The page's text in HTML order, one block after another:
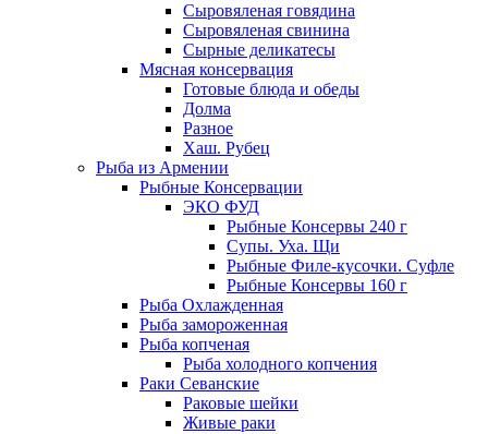
Сыровяленая говядина
Сыровяленая свинина
Сырные деликатесы
Мясная консервация
Готовые блюда и обеды
Долма
Разное
Хаш. Рубец
Рыба из Армении
Рыбные Консервации
ЭКО ФУД
Рыбные Консервы 240 г
Супы. Уха. Щи
Рыбные Филе-кусочки. Суфле
Рыбные Консервы 160 г
Рыба Охлажденная
Рыба замороженная
Рыба копченая
Рыба холодного копчения
Раки Севанские
Раковые шейки
Живые раки